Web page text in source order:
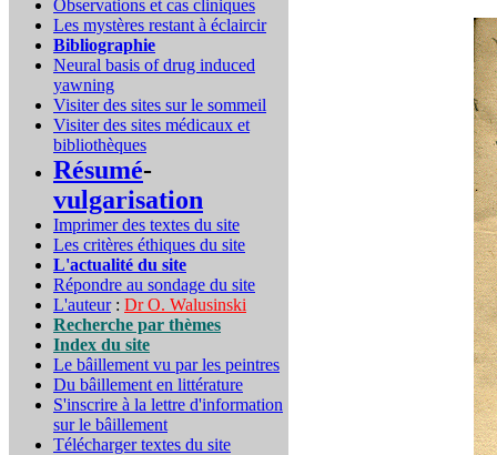
Observations et cas cliniques
Les mystères restant à éclaircir
Bibliographie
Neural basis of drug induced
yawning
Visiter des sites sur le sommeil
Visiter des sites médicaux et
bibliothèques
Résumé-
vulgarisation
Imprimer des textes du site
Les critères éthiques du site
L'actualité du site
Répondre au sondage du site
L'auteur: Dr O. Walusinski
Recherche par thèmes
Index du site
Le bâillement vu par les peintres
Du bâillement en littérature
S'inscrire à la lettre d'information
sur le bâillement
Télécharger textes du site